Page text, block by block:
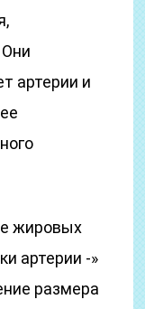
артерии и
жировых
артерии -»
размера